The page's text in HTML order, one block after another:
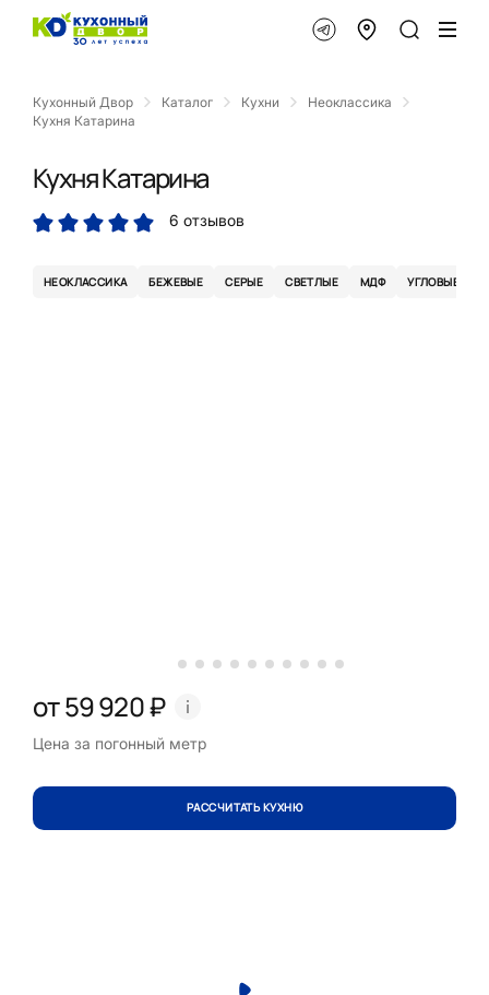
Кухонный Двор Каталог Кухни
Неоклассика
Кухня Катарина
Кухня Катарина
6 отзывов
НЕОКЛАССИКА БЕЖЕВЫЕ СЕРЫЕ СВЕТЛЫЕ МДФ УГЛОВЫЕ
от 59 920 ₽
Цена за погонный метр
РАССЧИТАТЬ КУХНЮ